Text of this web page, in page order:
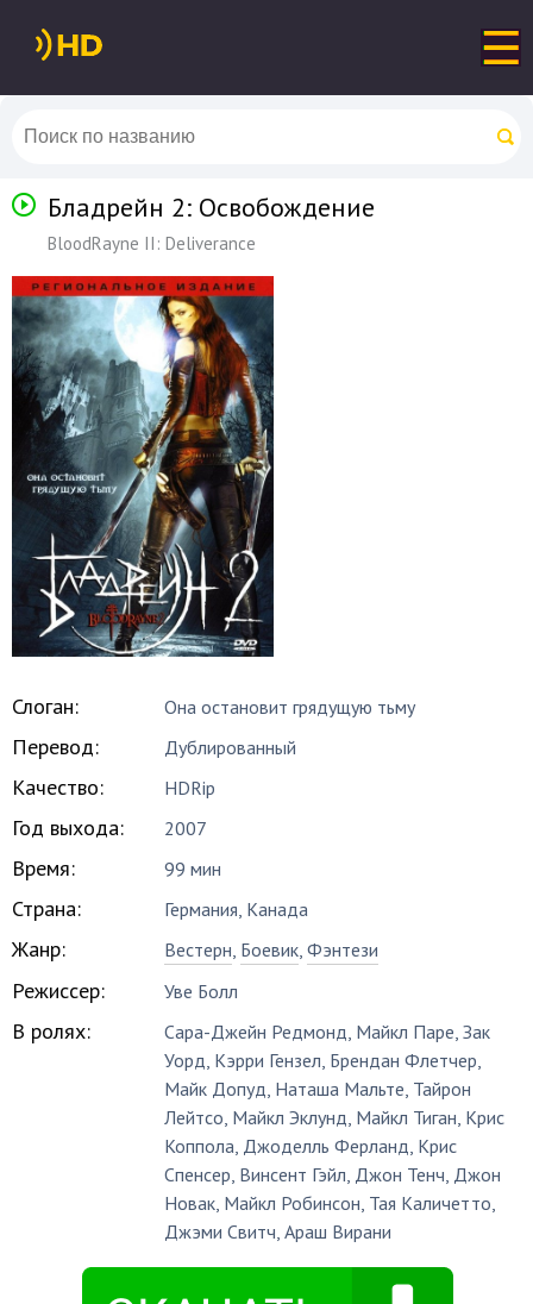
Бладрейн 2: Освобождение
BloodRayne II: Deliverance
Слоган: Она остановит грядущую тьму
Перевод: Дублированный
Качество: HDRip
Год выхода: 2007
Время: 99 мин
Страна: Германия, Канада
Жанр: Вестерн, Боевик,Фэнтези
Режиссер: Уве Болл
В ролях: Сара-Джейн Редмонд, Майкл Паре,Зак
Уорд, Кэрри Гензел, Брендан Флетчер,
Майк Допуд, Наташа Мальте, Тайрон
Лейтсо, Майкл Эклунд, Майкл Тиган, Крис
Коппола, Джоделль Ферланд, Крис
Спенсер, Винсент Гэйл, Джон Тенч, Джон
Новак, Майкл Робинсон, Тая Каличетто,
Джэми Свитч,Араш Вирани